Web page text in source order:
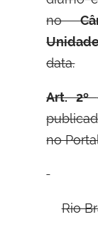
no
data.
Art. 2º
no
Rio